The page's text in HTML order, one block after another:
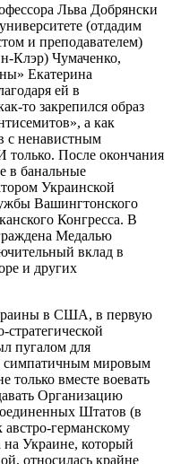
Льва Добрянски
(отдадим
и преподавателем)
Клэр) Чумаченко,
Екатерина
ей в
то закрепился образ
а как
с ненавистным
После окончания
в банальные
Украинской
Вашингтонского
Конгресса. В
Медалью
вклад в
и других
в США, в первую
стратегической
пугалом для
симпатичным мировым
вместе воевать
Организацию
Штатов (в
австро-германскому
на Украине, который
относилась крайне